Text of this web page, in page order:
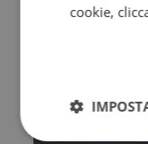
2026 | 0 km | 890
15.590
cookie,